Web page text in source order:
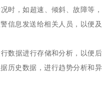
时，如超速、倾斜、故障等，
信息发送给相关人员，以便及
数据进行存储和分析，以便后
历史数据，进行趋势分析和异